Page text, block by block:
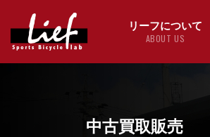
リーフについて
ABOUT US
中古買取販売